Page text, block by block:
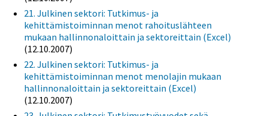
21. Julkinen sektori: Tutkimus- ja
kehittämistoiminnan menot rahoituslähteen
mukaan hallinnonaloittain ja sektoreittain (Excel)
(12.10.2007)
22. Julkinen sektori: Tutkimus- ja
kehittämistoiminnan menot menolajin mukaan
hallinnonaloittain ja sektoreittain (Excel)
(12.10.2007)